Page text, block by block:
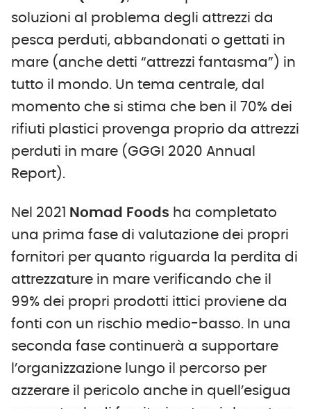
soluzioni al problema degli attrezzi da
pesca perduti, abbandonati o gettati in
mare (anche detti “attrezzi fantasma”) in
tutto il mondo. Un tema centrale, dal
momento che si stima che ben il 70% dei
rifiuti plastici provenga proprio da attrezzi
perduti in mare (GGGI 2020 Annual
Report).
Nel 2021 Nomad Foods ha completato
una prima fase di valutazione dei propri
fornitori per quanto riguarda la perdita di
attrezzature in mare verificando che il
99% dei propri prodotti ittici proviene da
fonti con un rischio medio-basso. In una
seconda fase continuerà a supportare
l’organizzazione lungo il percorso per
azzerare il pericolo anche in quell’esigua